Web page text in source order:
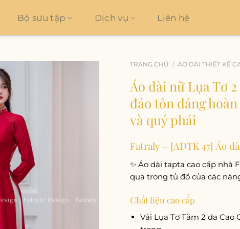
Bộ sưu tập Dịch vụ Liên hệ
TRANG CHỦ / ÁO DÀI THIẾT KẾ
Áo dài nữ Lụa Tơ
đáo tôn dáng
và quý phái
Fatraly – [ADTK 47] Áo
✨ Áo dài tapta cao cấp nhà
qua trong tủ đồ của các
Chất liệu cao cấp
Vải Lụa Tơ Tằm 2 da Cao